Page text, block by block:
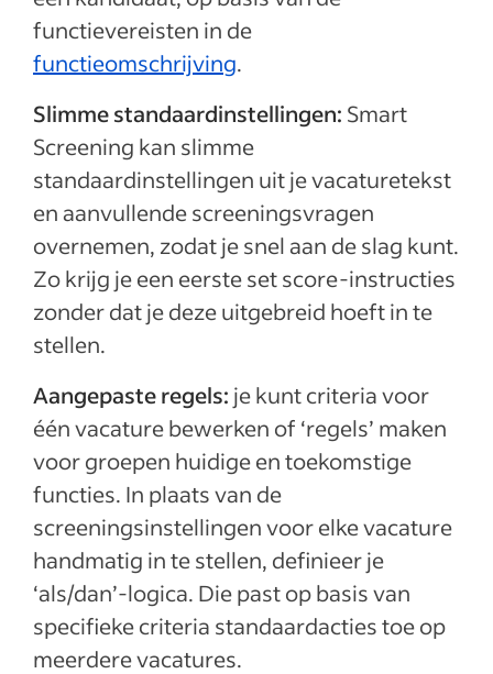
functievereisten in de
functieomschrijving.
Slimme standaardinstellingen: Smart
Screening kan slimme
standaardinstellingen uit je vacaturetekst
en aanvullende screeningsvragen
overnemen, zodat je snel aan de slag kunt.
Zo krijg je een eerste set score-instructies
zonder dat je deze uitgebreid hoeft in te
stellen.
Aangepaste regels: je kunt criteria voor
één vacature bewerken of ‘regels’ maken
voor groepen huidige en toekomstige
functies. In plaats van de
screeningsinstellingen voor elke vacature
handmatig in te stellen, definieer je
‘als/dan’-logica. Die past op basis van
specifieke criteria standaardacties toe op
meerdere vacatures.